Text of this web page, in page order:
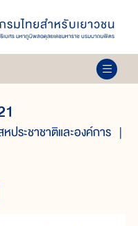
ประชาชาติและองค์การ